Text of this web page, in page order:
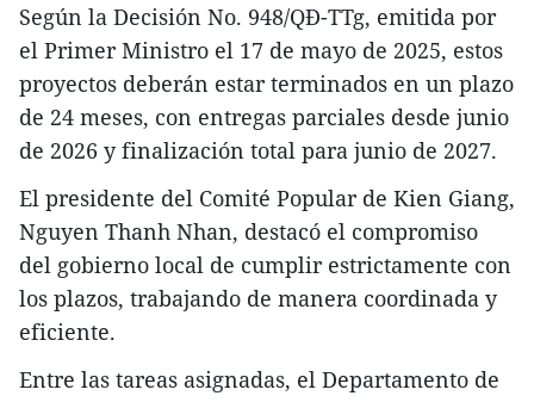
Según la Decisión No. 948/QĐ-TTg, emitida por
el Primer Ministro el 17 de mayo de 2025, estos
proyectos deberán estar terminados en un plazo
de 24 meses, con entregas parciales desde junio
de 2026 y finalización total para junio de 2027.
El presidente del Comité Popular de Kien Giang,
Nguyen Thanh Nhan, destacó el compromiso
del gobierno local de cumplir estrictamente con
los plazos, trabajando de manera coordinada y
eficiente.
Entre las tareas asignadas, el Departamento de